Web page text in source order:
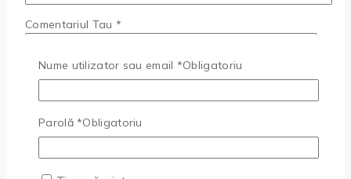
Comentariul Tau *
Nume utilizator sau email *Obligatoriu
Parolă*Obligatoriu